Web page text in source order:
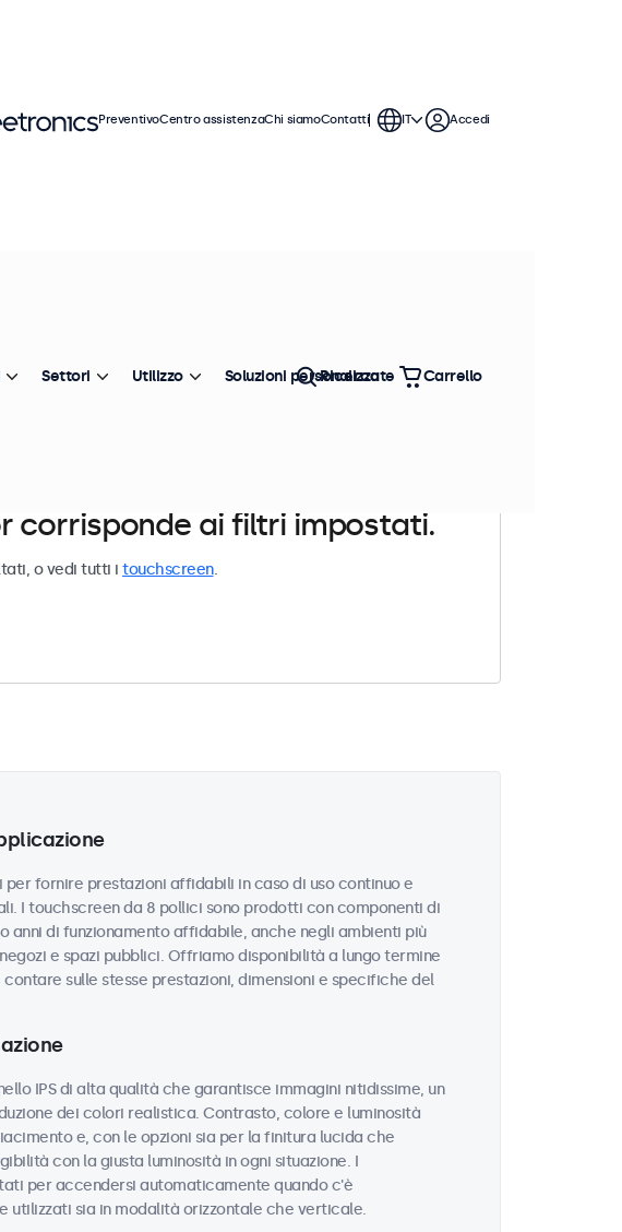
e uso continuo. Questi monitor touchscreen da 8
compatibili con i sistemi operativi Windows,
Più venduto
corrisponde ai filtri impostati.
o vedi tutti i touchscreen.
fornire prestazioni affidabili in caso di uso continuo e
I touchscreen da 8 pollici sono prodotti con componenti di
anni di funzionamento affidabile, anche negli ambienti più
e spazi pubblici. Offriamo disponibilità a lungo termine
sulle stesse prestazioni, dimensioni e specifiche del
IPS di alta qualità che garantisce immagini nitidissime, un
dei colori realistica. Contrasto, colore e luminosità
e, con le opzioni sia per la finitura lucida che
con la giusta luminosità in ogni situazione. I
per accendersi automaticamente quando c'è
utilizzati sia in modalità orizzontale che verticale.
PreventivoCentro assistenzaChi siamoContatti IT Accedi
Settori Utilizzo Soluzioni personalizzate
Ricerca Carrello